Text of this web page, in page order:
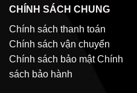
CHÍNH SÁCH CHUNG
Chính sách thanh toán
Chính sách vận chuyển
Chính sách bảo mật Chính
sách bảo hành